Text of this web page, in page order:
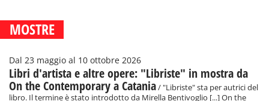
MOSTRE
Dal 23 maggio al 10 ottobre 2026
Libri d'artista e altre opere: "Libriste" in mostra da
On the Contemporary a Catania/ "Libriste" sta per autrici del
libro. Il termine è stato introdotto da Mirella Bentivoglio [...] On the